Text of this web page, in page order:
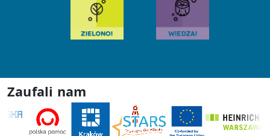
Zaufali nam